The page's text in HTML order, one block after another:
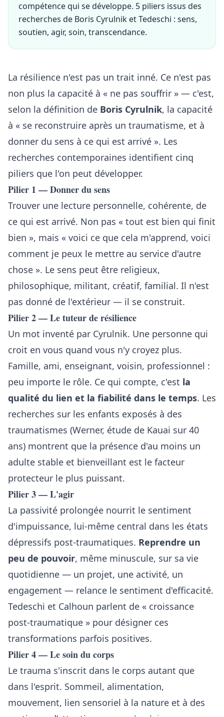
compétence qui se développe. 5 piliers issus des
recherches de Boris Cyrulnik et Tedeschi : sens,
soutien, agir, soin, transcendance.
La résilience n'est pas un trait inné. Ce n'est pas
non plus la capacité à « ne pas souffrir » — c'est,
selon la définition de Boris Cyrulnik, la capacité
à « se reconstruire après un traumatisme, et à
donner du sens à ce qui est arrivé ». Les
recherches contemporaines identifient cinq
piliers que l'on peut développer.
Pilier 1 — Donner du sens
Trouver une lecture personnelle, cohérente, de
ce qui est arrivé. Non pas « tout est bien qui finit
bien », mais « voici ce que cela m'apprend, voici
comment je peux le mettre au service d'autre
chose ». Le sens peut être religieux,
philosophique, militant, créatif, familial. Il n'est
pas donné de l'extérieur — il se construit.
Pilier 2 — Le tuteur de résilience
Un mot inventé par Cyrulnik. Une personne qui
croit en vous quand vous n'y croyez plus.
Famille, ami, enseignant, voisin, professionnel :
peu importe le rôle. Ce qui compte, c'est la
qualité du lien et la fiabilité dans le temps. Les
recherches sur les enfants exposés à des
traumatismes (Werner, étude de Kauai sur 40
ans) montrent que la présence d'au moins un
adulte stable et bienveillant est le facteur
protecteur le plus puissant.
Pilier 3 — L'agir
La passivité prolongée nourrit le sentiment
d'impuissance, lui-même central dans les états
dépressifs post-traumatiques. Reprendre un
peu de pouvoir, même minuscule, sur sa vie
quotidienne — un projet, une activité, un
engagement — relance le sentiment d'efficacité.
Tedeschi et Calhoun parlent de « croissance
post-traumatique » pour désigner ces
transformations parfois positives.
Pilier 4 — Le soin du corps
Le trauma s'inscrit dans le corps autant que
dans l'esprit. Sommeil, alimentation,
mouvement, lien sensoriel à la nature et à des